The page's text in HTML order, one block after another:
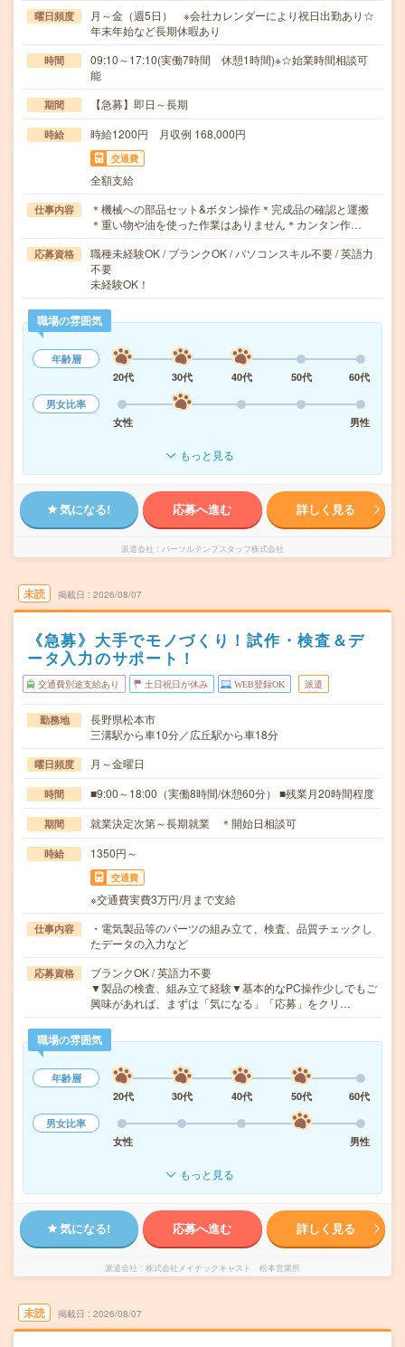
曜日頻度
月～金（週5日） ※会社カレンダーにより祝日出勤あり☆
年末年始など長期休暇あり
時間
09:10～17:10(実働7時間 休憩1時間)※☆始業時間相談可
能
期間 【急募】即日～長期
時給 時給1200円 月収例 168,000円
交通費
全額支給
仕事内容
＊機械への部品セット&ボタン操作＊完成品の確認と運搬
＊重い物や油を使った作業はありません＊カンタン作…
応募資格
職種未経験OK / ブランクOK / パソコンスキル不要 / 英語力
不要
未経験OK！
職場の雰囲気
年齢層
20代
30代 40代 50代
60代
男女比率
女性
男性
もっと見る
気になる! 応募へ進む 詳しく見る
派遣会社 パーソルテンプスタッフ株式会社
未読 掲載日 2026/08/07
《急募》大手でモノづくり！試作・検査＆デ
ータ入力のサポート！
交通費別途支給あり 土日祝日が休み WEB登録OK 派遣
勤務地
長野県松本市
三溝駅から車10分／広丘駅から車18分
曜日頻度 月～金曜日
時間 ■9:00～18:00（実働8時間/休憩60分） ■残業月20時間程度
期間 就業決定次第～長期就業 ＊開始日相談可
時給 1350円～
交通費
※交通費実費3万円/月まで支給
仕事内容
・電気製品等のパーツの組み立て、検査、品質チェックし
たデータの入力など
応募資格
ブランクOK / 英語力不要
▼製品の検査、組み立て経験▼基本的なPC操作少しでもご
興味があれば、まずは「気になる」「応募」をクリ…
職場の雰囲気
年齢層
20代
30代 40代 50代
60代
男女比率
女性
男性
もっと見る
気になる! 応募へ進む 詳しく見る
派遣会社 株式会社メイテックキャスト 松本営業所
未読 掲載日 2026/08/07